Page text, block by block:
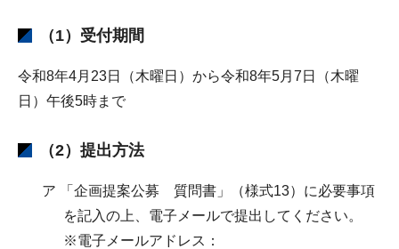
（1）受付期間
令和8年4月23日（木曜日）から令和8年5月7日（木曜
日）午後5時まで
（2）提出方法
ア 「企画提案公募 質問書」（様式13）に必要事項
を記入の上、電子メールで提出してください。
※電子メールアドレス：